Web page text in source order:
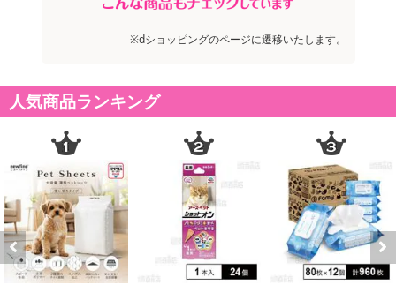
※dショッピングのページに遷移いたします。
人気商品ランキング
Previous Next